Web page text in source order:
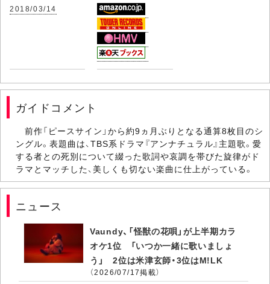
2018/03/14
ガイドコメント
前作「ピースサイン」から約9ヵ月ぶりとなる通算8枚目のシ
ングル。表題曲は、TBS系ドラマ『アンナチュラル』主題歌。愛
する者との死別について綴った歌詞や哀調を帯びた旋律がド
ラマとマッチした、美しくも切ない楽曲に仕上がっている。
ニュース
Vaundy、「怪獣の花唄」が上半期カラ
オケ1位 「いつか一緒に歌いましょ
う」 2位は米津玄師・3位はM!LK
（2026/07/17掲載）